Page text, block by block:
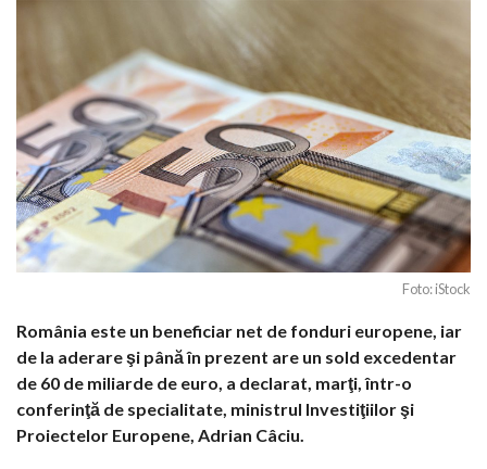
Foto: iStock
România este un beneficiar net de fonduri europene, iar
de la aderare şi până în prezent are un sold excedentar
de 60 de miliarde de euro, a declarat, marţi, într-o
conferinţă de specialitate, ministrul Investiţiilor şi
Proiectelor Europene, Adrian Câciu.